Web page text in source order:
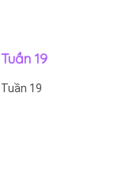
Tuần 19
Tuần 19